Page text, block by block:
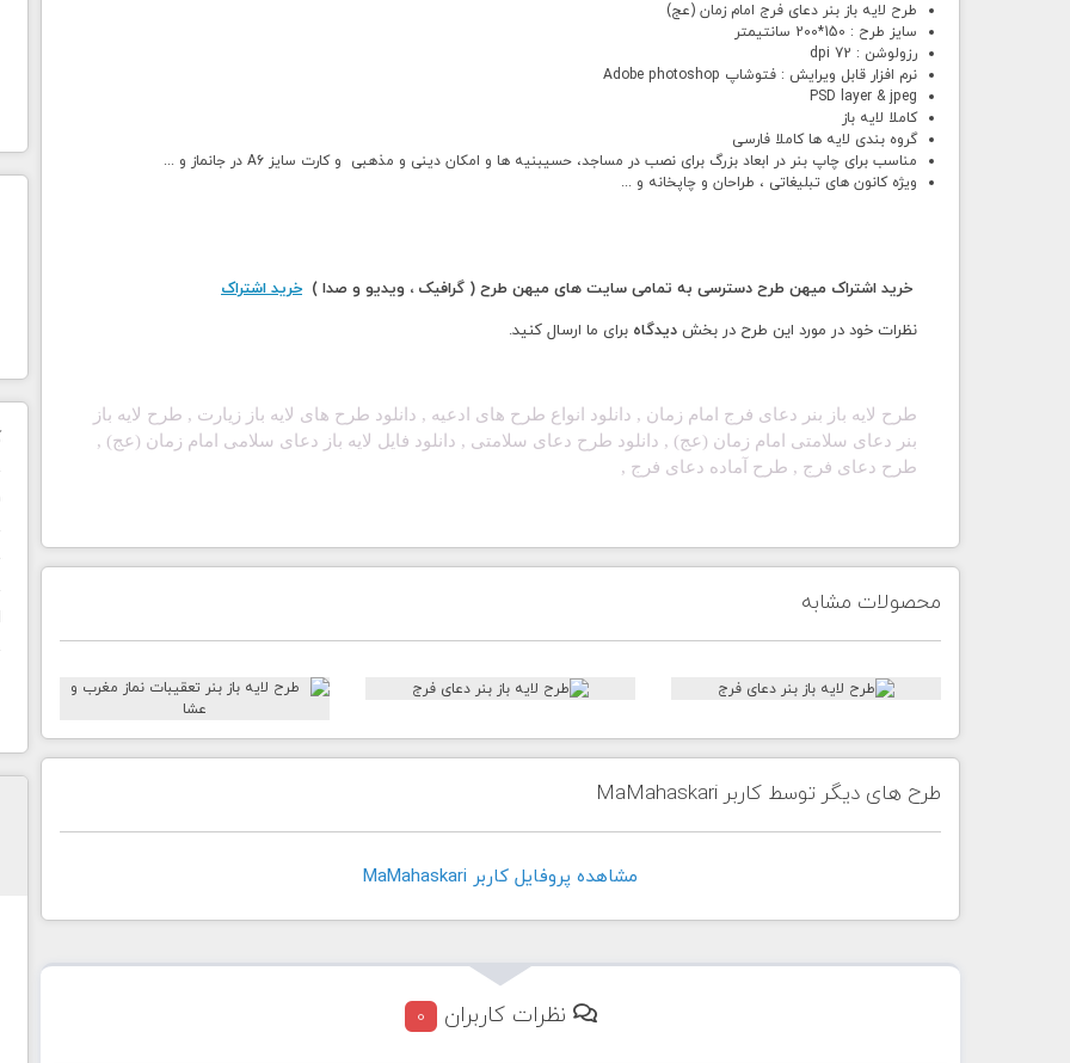
طرح لایه باز بنر دعای فرج امام زمان (عج)
سایز طرح : 150*200 سانتیمتر
رزولوشن : 72 dpi
نرم افزار قابل ویرایش : فتوشاپ Adobe photoshop
PSD layer & jpeg
کاملا لایه باز
گروه بندی لایه ها کاملا فارسی
مناسب برای چاپ بنر در ابعاد بزرگ برای نصب در مساجد، حسیبنیه ها و امکان دینی و مذهبی و کارت سایز A6 در جانماز و ...
ویژه کانون های تبلیغاتی ، طراحان و چاپخانه و ...
خرید اشتراک میهن طرح دسترسی به تمامی سایت های میهن طرح ( گرافیک ، ویدیو و صدا ) خرید اشتراک
نظرات خود در مورد این طرح در بخش دیدگاه برای ما ارسال کنید.
طرح لایه باز بنر دعای فرج امام زمان , دانلود انواع طرح های ادعیه , دانلود طرح های لایه باز زیارت , طرح لایه باز
بنر دعای سلامتی امام زمان (عج) , دانلود طرح دعای سلامتی , دانلود فایل لایه باز دعای سلامی امام زمان (عج) ,
طرح دعای فرج , طرح آماده دعای فرج ,
محصولات مشابه
طرح های دیگر توسط کاربر MaMahaskari
مشاهده پروفايل کاربر MaMahaskari
نظرات کاربران 0